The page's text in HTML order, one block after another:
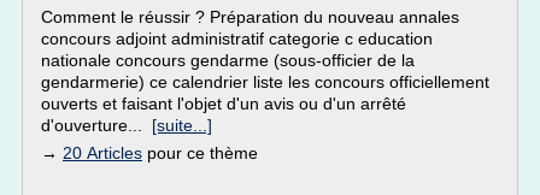
Comment le réussir ? Préparation du nouveau annales
concours adjoint administratif categorie c education
nationale concours gendarme (sous-officier de la
gendarmerie) ce calendrier liste les concours officiellement
ouverts et faisant l'objet d'un avis ou d'un arrêté
d'ouverture... [suite...]
→ 20 Articles pour ce thème